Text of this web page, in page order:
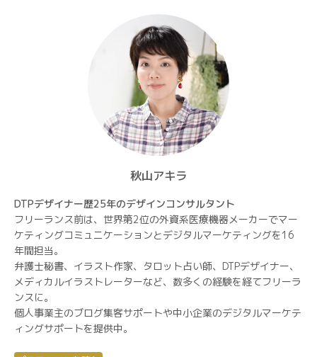
秋山アキラ
DTPデザイナー歴25年のデザインコンサルタント
フリーランス前は、世界第2位の外資系医療機器メーカーでマー
ケティングコミュニケーションとデジタルマーケティングを16
年間担当。
弁護士秘書、イラスト作家、タロット占い師、DTPデザイナー、
メディカルイラストレーターなど、数多くの経験を経てフリーラ
ンスに。
個人事業主のブログ集客サポートや中小企業のデジタルマーケテ
ィングサポートを提供中。